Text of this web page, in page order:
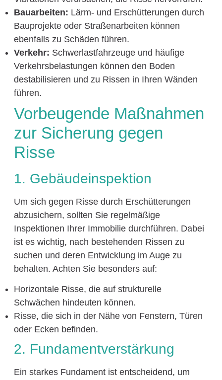
Bauarbeiten: Lärm- und Erschütterungen durch
Bauprojekte oder Straßenarbeiten können
ebenfalls zu Schäden führen.
Verkehr: Schwerlastfahrzeuge und häufige
Verkehrsbelastungen können den Boden
destabilisieren und zu Rissen in Ihren Wänden
führen.
Vorbeugende Maßnahmen
zur Sicherung gegen
Risse
1. Gebäudeinspektion
Um sich gegen Risse durch Erschütterungen
abzusichern, sollten Sie regelmäßige
Inspektionen Ihrer Immobilie durchführen. Dabei
ist es wichtig, nach bestehenden Rissen zu
suchen und deren Entwicklung im Auge zu
behalten. Achten Sie besonders auf:
Horizontale Risse, die auf strukturelle
Schwächen hindeuten können.
Risse, die sich in der Nähe von Fenstern, Türen
oder Ecken befinden.
2. Fundamentverstärkung
Ein starkes Fundament ist entscheidend, um